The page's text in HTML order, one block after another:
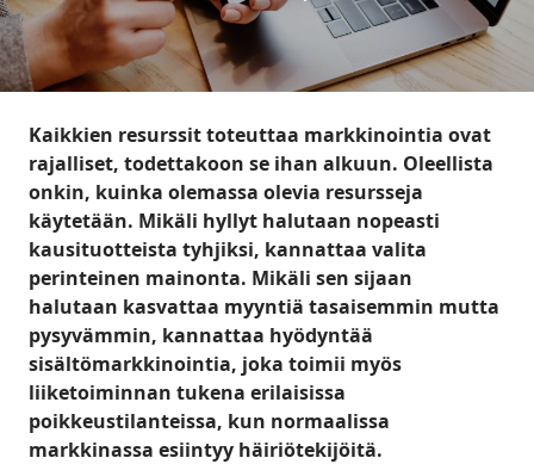
Kaikkien resurssit toteuttaa markkinointia ovat
rajalliset, todettakoon se ihan alkuun. Oleellista
onkin, kuinka olemassa olevia resursseja
käytetään. Mikäli hyllyt halutaan nopeasti
kausituotteista tyhjiksi, kannattaa valita
perinteinen mainonta. Mikäli sen sijaan
halutaan kasvattaa myyntiä tasaisemmin mutta
pysyvämmin, kannattaa hyödyntää
sisältömarkkinointia, joka toimii myös
liiketoiminnan tukena erilaisissa
poikkeustilanteissa, kun normaalissa
markkinassa esiintyy häiriötekijöitä.